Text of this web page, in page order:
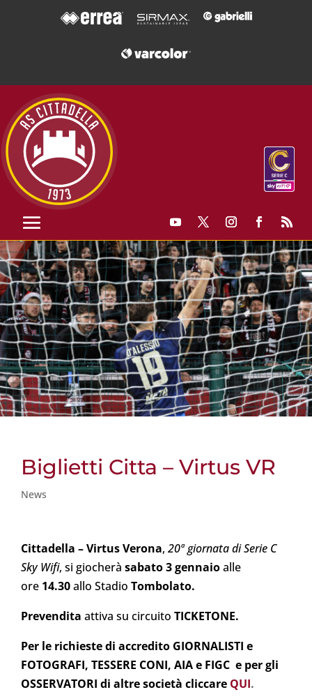
Biglietti Citta – Virtus VR
News
Cittadella – Virtus Verona, 20ª giornata di Serie C
Sky Wifi, si giocherà sabato 3 gennaioalle
ore 14.30allo Stadio Tombolato.
Prevendita attiva su circuito TICKETONE.
Per le richieste di accredito GIORNALISTI e
FOTOGRAFI, TESSERE CONI, AIA e FIGC e per gli
OSSERVATORI di altre società cliccare QUI.